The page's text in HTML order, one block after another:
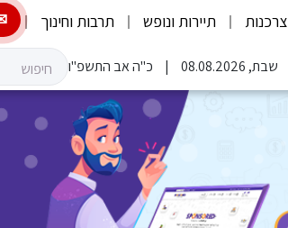
צרכנות תיירות ונופש תרבות וחינוך
שבת, 08.08.2026 כ"ה אב התשפ"ו